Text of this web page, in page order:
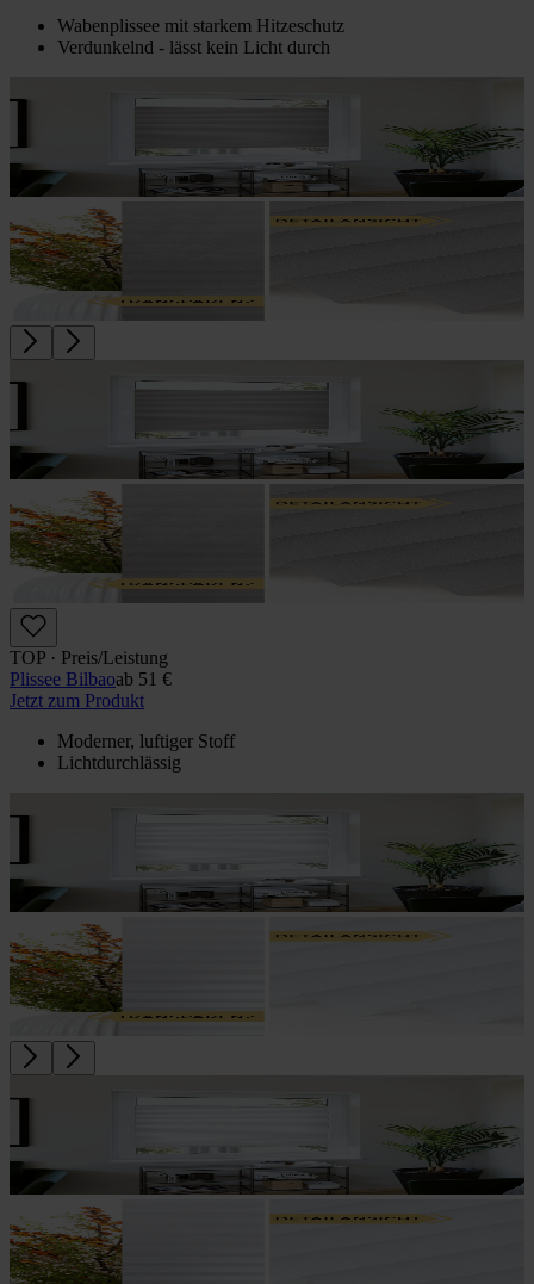
Wabenplissee mit starkem Hitzeschutz
Verdunkelnd - lässt kein Licht durch
TOP · Preis/Leistung
Plissee Bilbaoab 51 €
Jetzt zum Produkt
Moderner, luftiger Stoff
Lichtdurchlässig